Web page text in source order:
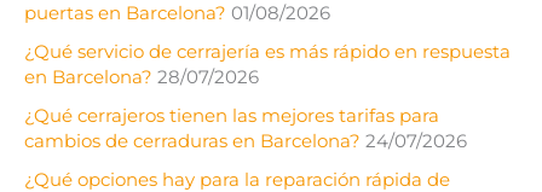
puertas en Barcelona? 01/08/2026
¿Qué servicio de cerrajería es más rápido en respuesta
en Barcelona? 28/07/2026
¿Qué cerrajeros tienen las mejores tarifas para
cambios de cerraduras en Barcelona? 24/07/2026
¿Qué opciones hay para la reparación rápida de